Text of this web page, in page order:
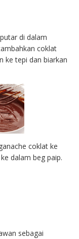
di dalam
coklat
ke tepi dan biarkan
coklat ke
dalam beg paip.
sebagai